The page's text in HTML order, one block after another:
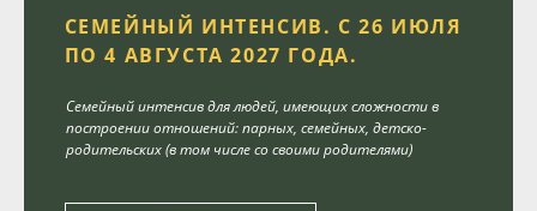
СЕМЕЙНЫЙ ИНТЕНСИВ. С 26 ИЮЛЯ
ПО 4 АВГУСТА 2027 ГОДА.
Семейный интенсив для людей, имеющих сложности в
построении отношений: парных, семейных, детско-
родительских (в том числе со своими родителями)